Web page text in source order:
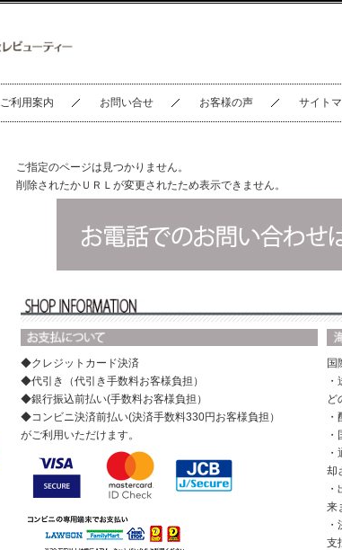
ご利用案内 お問い合せ お客様の声 サイト
ご指定のページは見つかりません。
削除されたかＵＲＬが変更されたため表示できません。
◆クレジットカード決済
◆代引き（代引き手数料お客様負担）
◆銀行振込前払い(手数料お客様負担）
◆コンビニ決済前払い(決済手数料330円お客様負担）
がご利用いただけます。
国
ど
却
来
支